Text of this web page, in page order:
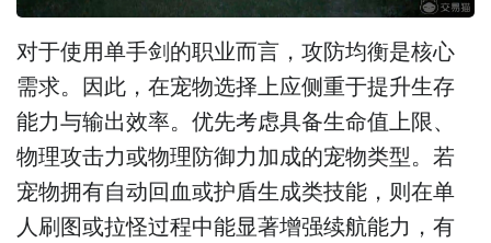
对于使用单手剑的职业而言，攻防均衡是核心
需求。因此，在宠物选择上应侧重于提升生存
能力与输出效率。优先考虑具备生命值上限、
物理攻击力或物理防御力加成的宠物类型。若
宠物拥有自动回血或护盾生成类技能，则在单
人刷图或拉怪过程中能显著增强续航能力，有